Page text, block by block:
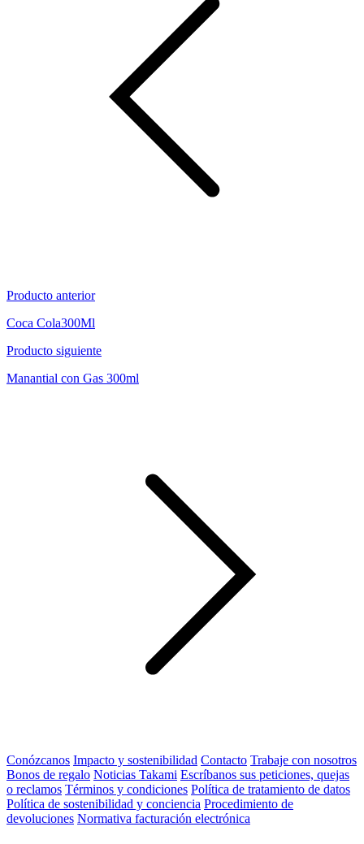
Producto anterior
Coca Cola300Ml
Producto siguiente
Manantial con Gas 300ml
Conózcanos Impacto y sostenibilidad Contacto Trabaje con nosotros
Bonos de regalo Noticias Takami Escríbanos sus peticiones, quejas
o reclamos Términos y condiciones Política de tratamiento de datos
Política de sostenibilidad y conciencia Procedimiento de
devoluciones Normativa facturación electrónica